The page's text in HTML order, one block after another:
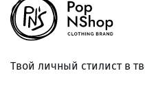
Твой личный стилист в